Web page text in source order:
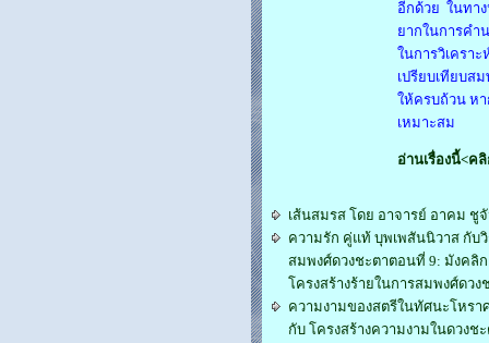
อีกด้วย ในทา
ยากในการคำ
ในการวิเคราะ
เปรียบเทียบส
ให้ครบถ้วน ห
เหมาะสม
อ่านเรื่องนี้<คลิ
เส้นสมรส โดย อาจารย์ อาคม ชู
ความรัก คู่แท้ บุพเพสันนิวาส กับ
สมพงศ์ดวงชะตาตอนที่ 9: มังคลิก
โครงสร้างร้ายในการสมพงศ์ดวง
ความงามของสตรีในทัศนะโหรา
กับ โครงสร้างความงามในดวงช